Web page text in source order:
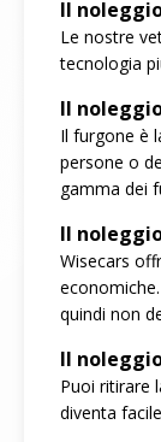
Il
Le nostre
tecnologia
Il
Il furgone è
persone o
gamma dei
Il
Wisecars
quindi non
Il
Puoi ritirare
diventa